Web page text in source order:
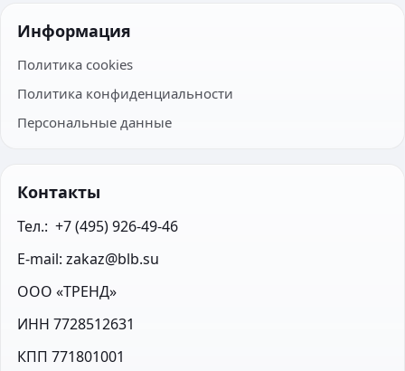
Информация
Политика cookies
Политика конфиденциальности
Персональные данные
Контакты
Тел.:  +7 (495) 926-49-46
E-mail: zakaz@blb.su
ООО «ТРЕНД»
ИНН 7728512631
КПП 771801001